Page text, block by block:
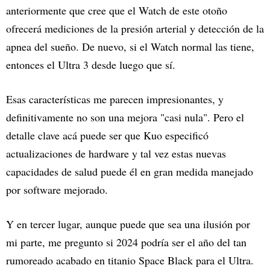
anteriormente que cree que el Watch de este otoño
ofrecerá mediciones de la presión arterial y detección de la
apnea del sueño. De nuevo, si el Watch normal las tiene,
entonces el Ultra 3 desde luego que sí.
Esas características me parecen impresionantes, y
definitivamente no son una mejora "casi nula". Pero el
detalle clave acá puede ser que Kuo especificó
actualizaciones de hardware y tal vez estas nuevas
capacidades de salud puede él en gran medida manejado
por software mejorado.
Y en tercer lugar, aunque puede que sea una ilusión por
mi parte, me pregunto si 2024 podría ser el año del tan
rumoreado acabado en titanio Space Black para el Ultra.